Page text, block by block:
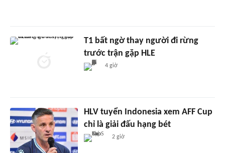
T1 bất ngờ thay người đi rừng
trước trận gặp HLE
4 giờ
HLV tuyển Indonesia xem AFF Cup
chỉ là giải đấu hạng bét
2 giờ